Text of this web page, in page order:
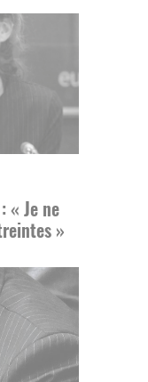
« Je ne
»